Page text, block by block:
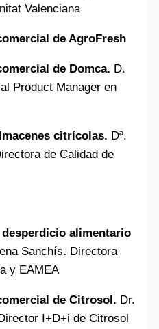
Valenciana
de AgroFresh
de Domca. D.
Product Manager en
citrícolas. Dª.
de Calidad de
alimentario
Sanchís. Directora
y EAMEA
de Citrosol. Dr.
Director I+D+i de Citrosol